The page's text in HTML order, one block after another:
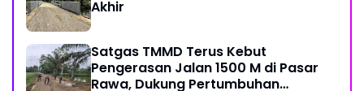
Akhir
Satgas TMMD Terus Kebut
Pengerasan Jalan 1500 M di Pasar
Rawa, Dukung Pertumbuhan